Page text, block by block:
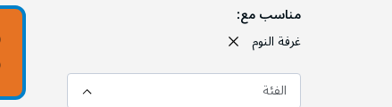
مناسب مع
غرفة النوم
الفئة